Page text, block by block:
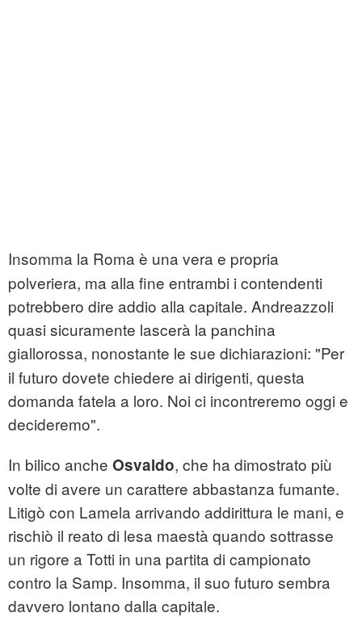
Insomma la Roma è una vera e propria
polveriera, ma alla fine entrambi i contendenti
potrebbero dire addio alla capitale. Andreazzoli
quasi sicuramente lascerà la panchina
giallorossa, nonostante le sue dichiarazioni: "Per
il futuro dovete chiedere ai dirigenti, questa
domanda fatela a loro. Noi ci incontreremo oggi e
decideremo".
In bilico anche Osvaldo, che ha dimostrato più
volte di avere un carattere abbastanza fumante.
Litigò con Lamela arrivando addirittura le mani, e
rischiò il reato di lesa maestà quando sottrasse
un rigore a Totti in una partita di campionato
contro la Samp. Insomma, il suo futuro sembra
davvero lontano dalla capitale.